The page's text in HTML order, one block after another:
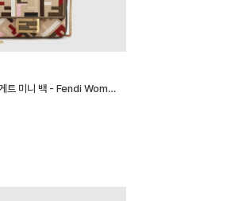
펜디 여성 FF 바게트 미니 백 - Fendi Womens FF Baguette Mini …